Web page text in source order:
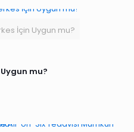
İçin Uygun mu?
mu?